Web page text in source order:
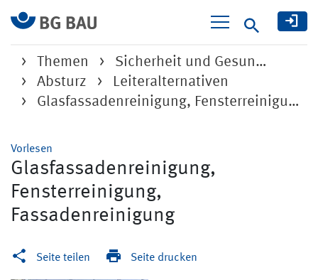
Suche
Themen
Sicherheit und Gesun…
Absturz
Leiteralternativen
Glasfassadenreinigung, Fensterreinigung, Fassadenreinigung
Vorlesen
Glasfassadenreinigung,
Fensterreinigung,
Fassadenreinigung
Seite teilen Seite drucken